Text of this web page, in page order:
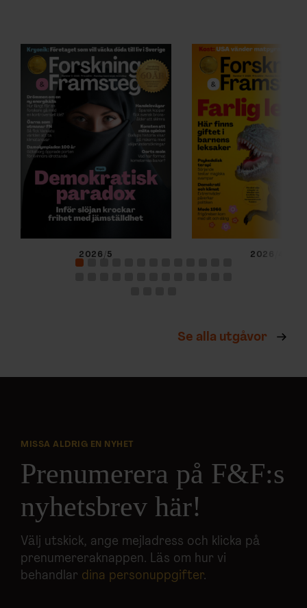
2026/5 2026/4
Se alla utgåvor
MISSA ALDRIG EN NYHET
Prenumerera på F&F:s
nyhetsbrev här!
Välj utskick, ange mejladress och klicka på
prenumereraknappen. Läs om hur vi
behandlar dina personuppgifter.